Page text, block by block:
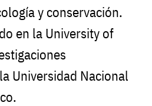
y conservación.
en la University of
Universidad Nacional